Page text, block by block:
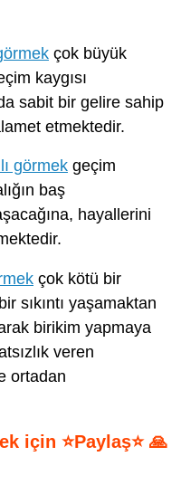
çok büyük
kaygısı
sabit bir gelire sahip
etmektedir.
görmek geçim
baş
hayallerini
çok kötü bir
sıkıntı yaşamaktan
birikim yapmaya
veren
ortadan
için ⭐Paylaş⭐ 🙏